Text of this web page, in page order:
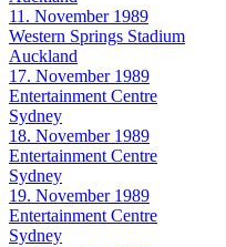
11. November 1989
Western Springs Stadium
Auckland
17. November 1989
Entertainment Centre
Sydney
18. November 1989
Entertainment Centre
Sydney
19. November 1989
Entertainment Centre
Sydney